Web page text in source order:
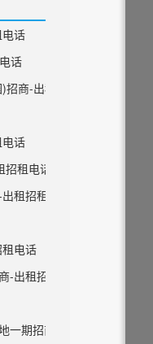
电话
话
商-出租招
电话
租电话
租招租电
租电话
-出租招租
一期招商-